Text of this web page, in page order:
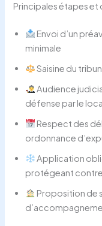
Principales étapes et
Envoi d’un
minimale
Saisine du
Audience
défense par le
Respect des
ordonnance
Application
protégeant
Proposition de